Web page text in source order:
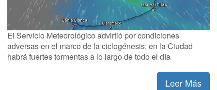
El Servicio Meteorológico advirtió por condiciones
adversas en el marco de la ciclogénesis; en la Ciudad
habrá fuertes tormentas a lo largo de todo el día
Leer Más